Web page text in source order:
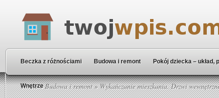
Beczka z różnościami Budowa i remont Pokój dziecka – układ,
Wnętrze
Home»Budowa i remont» Wykańczanie mieszkania. Drzwi